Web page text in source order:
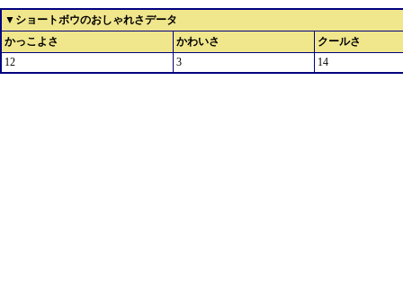
▼ショートボウのおしゃれさデータ
かっこよさ
かわいさ
クールさ
12
3 14